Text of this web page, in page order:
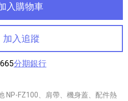
入購物車
加入追蹤
分期銀行
NP-FZ100、肩帶、機身蓋、配件熱